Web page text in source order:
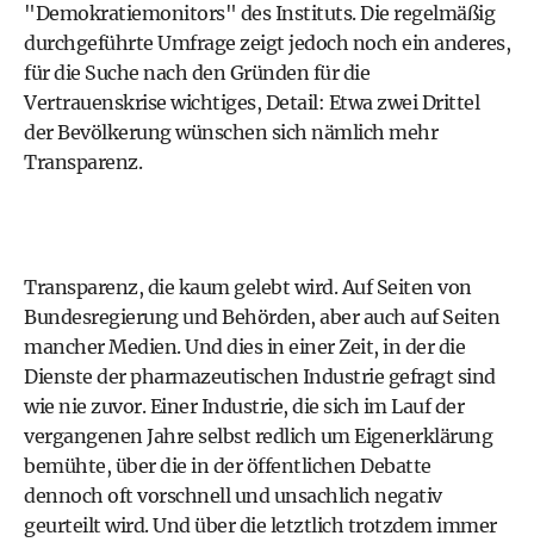
"Demokratiemonitors" des Instituts. Die regelmäßig
durchgeführte Umfrage zeigt jedoch noch ein anderes,
für die Suche nach den Gründen für die
Vertrauenskrise wichtiges, Detail: Etwa zwei Drittel
der Bevölkerung wünschen sich nämlich mehr
Transparenz.
Transparenz, die kaum gelebt wird. Auf Seiten von
Bundesregierung und Behörden, aber auch auf Seiten
mancher Medien. Und dies in einer Zeit, in der die
Dienste der pharmazeutischen Industrie gefragt sind
wie nie zuvor. Einer Industrie, die sich im Lauf der
vergangenen Jahre selbst redlich um Eigenerklärung
bemühte, über die in der öffentlichen Debatte
dennoch oft vorschnell und unsachlich negativ
geurteilt wird. Und über die letztlich trotzdem immer